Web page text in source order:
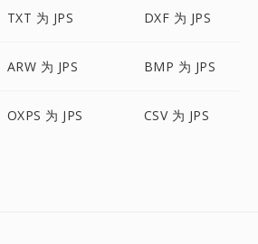
TXT 为 JPS DXF 为 JPS
ARW 为 JPS BMP 为 JPS
OXPS 为 JPS CSV 为 JPS